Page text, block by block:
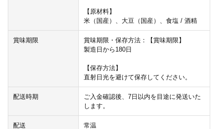
【原材料】
米（国産）、大豆（国産）、食塩 / 酒精
賞味期限
賞味期限・保存方法：【賞味期限】
製造日から180日
【保存方法】
直射日光を避けて保存してください。
配送時期
ご入金確認後、7日以内を目途に発送いた
します。
配送 常温